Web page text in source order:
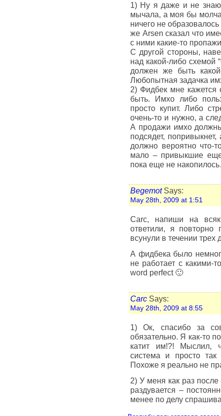
1) Ну я даже и не
мычала, а моя бы
ничего не
же Arsen сказал что
с ними какие-то
С другой стороны,
над какой-либо схемой
должен же быть
Любопытная задачка
2) Фидбек мне
быть. Имхо либо
просто купит. Либо
очень-то и нужно, а
А продажи имхо
подсядет,
должно вероятно что-
мало – привыкшие
пока еще не
BegemotSays:
May 28th, 2009 at 1:51
Сarc, напиши на
ответили, я повторно
всунули в течении
А фидбека было
не работает с какими-
word perfect 🙂
Carc Says:
May 28th, 2009 at 8:55
1) Ок, спасибо за
обязательно. Я как-то
катит им!?! Мыслил,
система и просто
Похоже я реально не
2) У меня как раз
раздувается –
менее по делу